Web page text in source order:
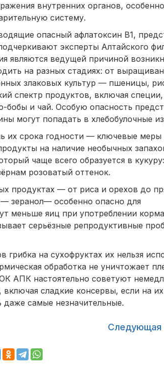
внутренних органов,
систему.
опасный афлатоксин В1,
эксперты Алтайского
являются ведущей причиной
на разных стадиях: от
злаковых культур — пшеницы,
спектр продуктов, включая специи,
и чай. Особую опасность
могут попадать в хлебобулочные
их срока годности — ключевые
на наличие необычных
чаще всего образуется в
розоватый оттенок.
продуктах — от риса и орехов до
зеранол— особенно опасно для
меньше яиц при употреблении
серьёзные репродуктивные
на сухофруктах их нельзя
обработка не уничтожает
АПК настоятельно советуют
сладкие консервы, если на их
даже самые незначительные.
Следующая